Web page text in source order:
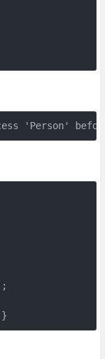
'Person'
}